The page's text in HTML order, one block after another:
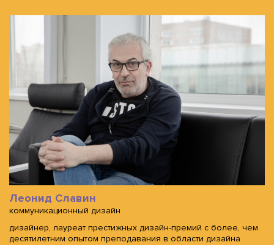
Леонид Славин
коммуникационный дизайн
дизайнер, лауреат престижных дизайн-премий с более, чем
десятилетним опытом преподавания в области дизайна